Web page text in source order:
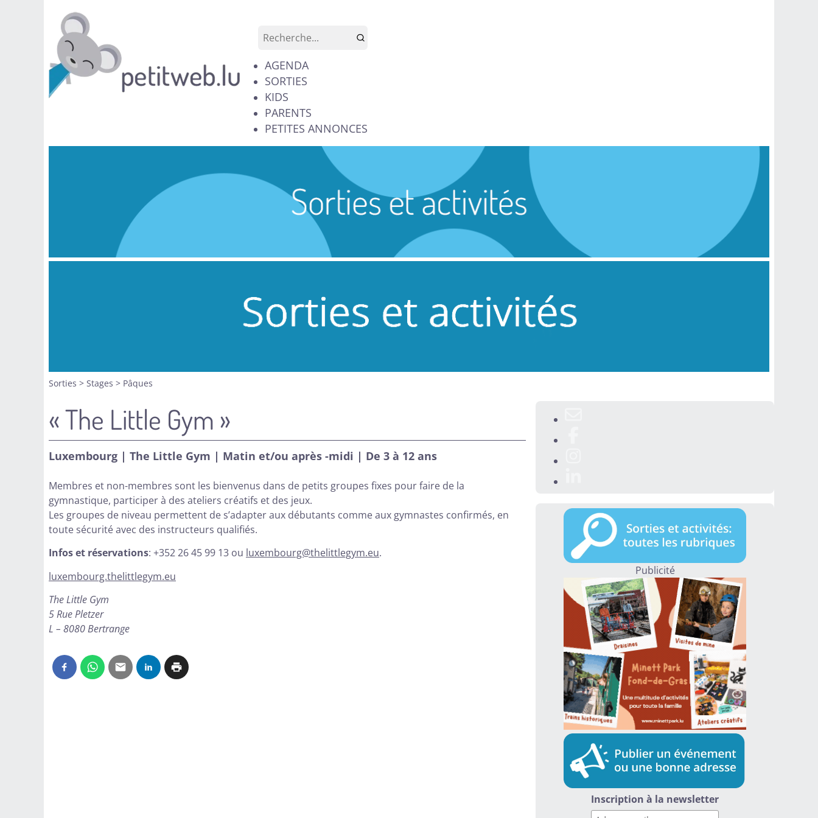
AGENDA
SORTIES
KIDS
PARENTS
PETITES ANNONCES
Sorties > Stages > Pâques
« The Little Gym »
Luxembourg | The Little Gym | Matin et/ou après -midi | De 3 à 12 ans
Membres et non-membres sont les bienvenus dans de petits groupes fixes pour faire de la
gymnastique, participer à des ateliers créatifs et des jeux.
Les groupes de niveau permettent de s’adapter aux débutants comme aux gymnastes confirmés, en
toute sécurité avec des instructeurs qualifiés.
Infos et réservations: +352 26 45 99 13 ou luxembourg@thelittlegym.eu.
luxembourg.thelittlegym.eu
The Little Gym
5 Rue Pletzer
L – 8080 Bertrange
Publicité
Inscription à la newsletter